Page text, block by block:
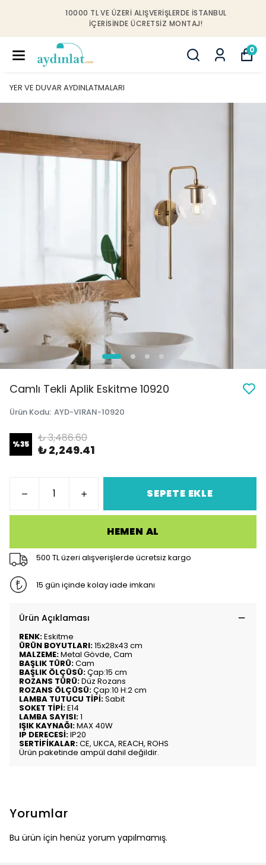
10000 TL VE ÜZERI ALIŞVERIŞLERDE İSTANBUL
IÇERISINDE ÜCRETSIZ MONTAJ!
0
YER VE DUVAR AYDINLATMALARI
Camlı Tekli Aplik Eskitme 10920
Ürün Kodu: AYD-VIRAN-10920
%35 ₺ 3,486.60
₺ 2,249.41
SEPETE EKLE
HEMEN AL
500 TL üzeri alışverişlerde ücretsiz kargo
15 gün içinde kolay iade imkanı
Ürün Açıklaması
RENK:Eskitme
ÜRÜN BOYUTLARI:15x28x43 cm
MALZEME:Metal Gövde, Cam
BAŞLIK TÜRÜ:Cam
BAŞLIK ÖLÇÜSÜ:Çap:15 cm
ROZANS TÜRÜ:Düz Rozans
ROZANS ÖLÇÜSÜ:Çap:10 H:2 cm
LAMBA TUTUCU TİPİ:Sabit
SOKET TİPİ:E14
LAMBA SAYISI:1
IŞIK KAYNAĞI:MAX 40W
IP DERECESİ:IP20
SERTİFİKALAR:CE, UKCA, REACH, ROHS
Ürün paketinde ampül dahil değildir.
Yorumlar
Bu ürün için henüz yorum yapılmamış.